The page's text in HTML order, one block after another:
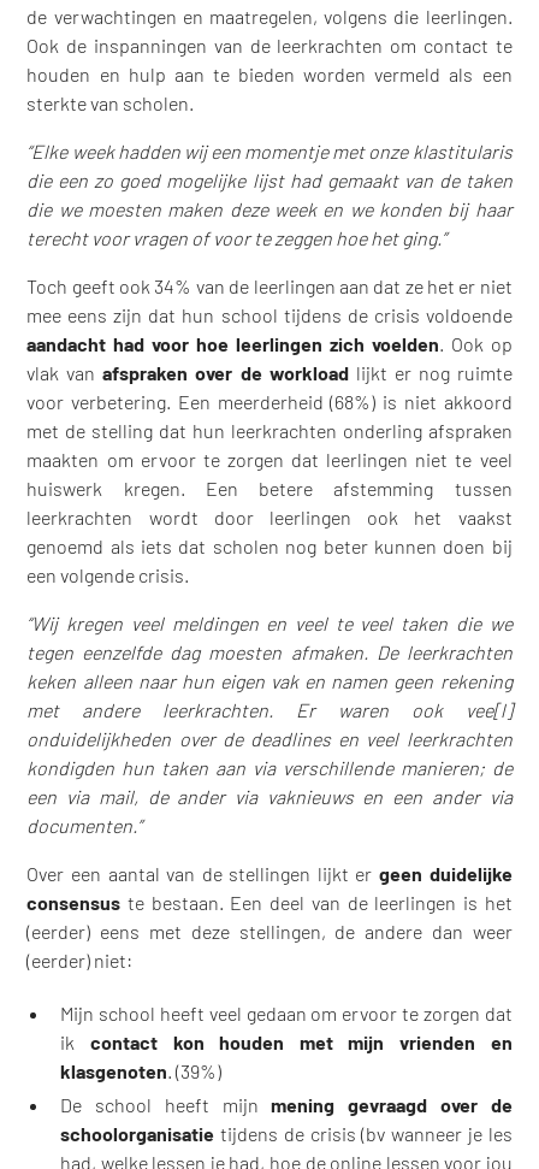
de verwachtingen en maatregelen, volgens die leerlingen.
Ook de inspanningen van de leerkrachten om contact te
houden en hulp aan te bieden worden vermeld als een
sterkte van scholen.
“Elke week hadden wij een momentje met onze klastitularis
die een zo goed mogelijke lijst had gemaakt van de taken
die we moesten maken deze week en we konden bij haar
terecht voor vragen of voor te zeggen hoe het ging.”
Toch geeft ook 34% van de leerlingen aan dat ze het er niet
mee eens zijn dat hun school tijdens de crisis voldoende
aandacht had voor hoe leerlingen zich voelden . Ook op
vlak vanafspraken over de workload lijkt er nog ruimte
voor verbetering. Een meerderheid (68%) is niet akkoord
met de stelling dat hun leerkrachten onderling afspraken
maakten om ervoor te zorgen dat leerlingen niet te veel
huiswerk kregen. Een betere afstemming tussen
leerkrachten wordt door leerlingen ook het vaakst
genoemd als iets dat scholen nog beter kunnen doen bij
een volgende crisis.
“Wij kregen veel meldingen en veel te veel taken die we
tegen eenzelfde dag moesten afmaken. De leerkrachten
keken alleen naar hun eigen vak en namen geen rekening
met andere leerkrachten. Er waren ook vee[l]
onduidelijkheden over de deadlines en veel leerkrachten
kondigden hun taken aan via verschillende manieren; de
een via mail, de ander via vaknieuws en een ander via
documenten.”
Over een aantal van de stellingen lijkt ergeen duidelijke
consensus te bestaan. Een deel van de leerlingen is het
(eerder) eens met deze stellingen, de andere dan weer
(eerder) niet:
Mijn school heeft veel gedaan om ervoor te zorgen dat
ik contact kon houden met mijn vrienden en
klasgenoten . (39%)
De school heeft mijnmening gevraagd over de
schoolorganisatie tijdens de crisis (bv wanneer je les
had, welke lessen je had, hoe de online lessen voor jou